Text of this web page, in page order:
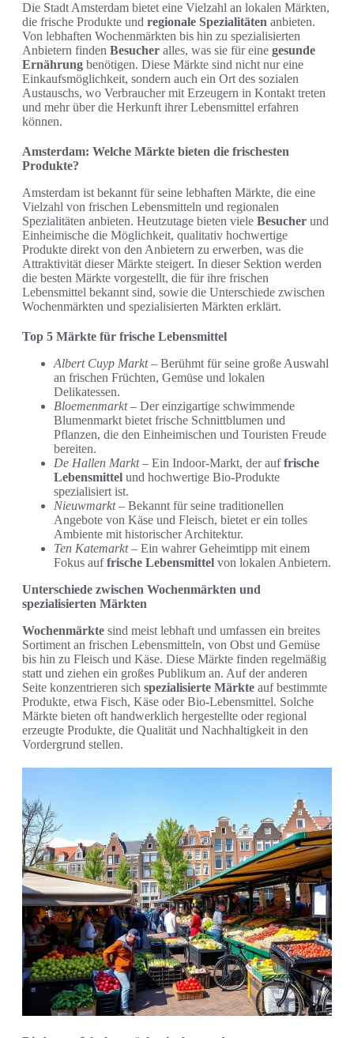
Die Stadt Amsterdam bietet eine Vielzahl an lokalen Märkten,
die frische Produkte und regionale Spezialitäten anbieten.
Von lebhaften Wochenmärkten bis hin zu spezialisierten
Anbietern finden Besucher alles, was sie für eine gesunde
Ernährung benötigen. Diese Märkte sind nicht nur eine
Einkaufsmöglichkeit, sondern auch ein Ort des sozialen
Austauschs, wo Verbraucher mit Erzeugern in Kontakt treten
und mehr über die Herkunft ihrer Lebensmittel erfahren
können.
Amsterdam: Welche Märkte bieten die frischesten
Produkte?
Amsterdam ist bekannt für seine lebhaften Märkte, die eine
Vielzahl von frischen Lebensmitteln und regionalen
Spezialitäten anbieten. Heutzutage bieten viele Besucher und
Einheimische die Möglichkeit, qualitativ hochwertige
Produkte direkt von den Anbietern zu erwerben, was die
Attraktivität dieser Märkte steigert. In dieser Sektion werden
die besten Märkte vorgestellt, die für ihre frischen
Lebensmittel bekannt sind, sowie die Unterschiede zwischen
Wochenmärkten und spezialisierten Märkten erklärt.
Top 5 Märkte für frische Lebensmittel
Albert Cuyp Markt– Berühmt für seine große Auswahl
an frischen Früchten, Gemüse und lokalen
Delikatessen.
Bloemenmarkt– Der einzigartige schwimmende
Blumenmarkt bietet frische Schnittblumen und
Pflanzen, die den Einheimischen und Touristen Freude
bereiten.
De Hallen Markt– Ein Indoor-Markt, der auffrische
Lebensmittel und hochwertige Bio-Produkte
spezialisiert ist.
Nieuwmarkt– Bekannt für seine traditionellen
Angebote von Käse und Fleisch, bietet er ein tolles
Ambiente mit historischer Architektur.
Ten Katemarkt– Ein wahrer Geheimtipp mit einem
Fokus auffrische Lebensmittel von lokalen Anbietern.
Unterschiede zwischen Wochenmärkten und
spezialisierten Märkten
Wochenmärkte sind meist lebhaft und umfassen ein breites
Sortiment an frischen Lebensmitteln, von Obst und Gemüse
bis hin zu Fleisch und Käse. Diese Märkte finden regelmäßig
statt und ziehen ein großes Publikum an. Auf der anderen
Seite konzentrieren sich spezialisierte Märkte auf bestimmte
Produkte, etwa Fisch, Käse oder Bio-Lebensmittel. Solche
Märkte bieten oft handwerklich hergestellte oder regional
erzeugte Produkte, die Qualität und Nachhaltigkeit in den
Vordergrund stellen.